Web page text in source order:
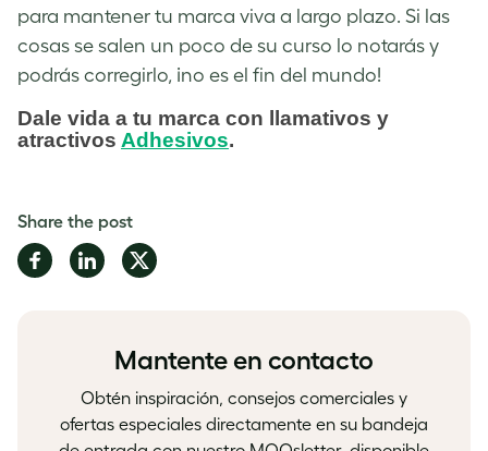
para mantener tu marca viva a largo plazo. Si las
cosas se salen un poco de su curso lo notarás y
podrás corregirlo, ¡no es el fin del mundo!
Dale vida a tu marca con llamativos y
atractivos Adhesivos.
Share the post
Share
on
Share
on
Share
on
Mantente en contacto
Obtén inspiración, consejos comerciales y
ofertas especiales directamente en su bandeja